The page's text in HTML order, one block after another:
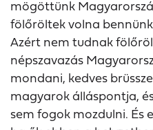
mögöttünk
fölőröltek volna
Azért nem tudnak
népszavazás
mondani, kedves
magyarok álláspontja,
sem fogok mozdulni.